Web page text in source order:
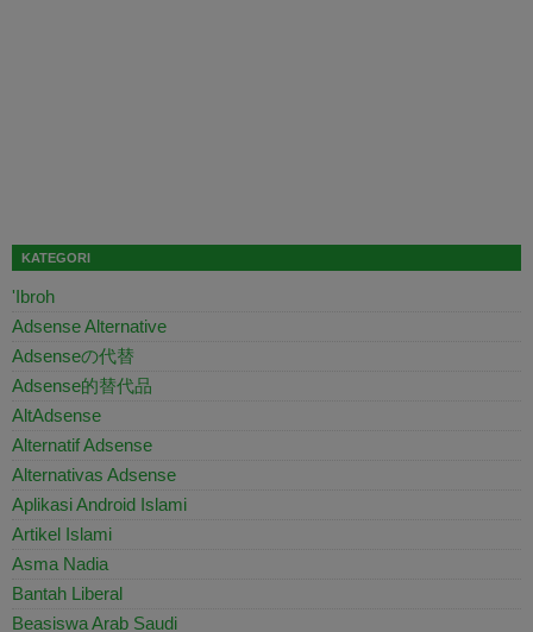
KATEGORI
'Ibroh
Adsense Alternative
Adsenseの代替
Adsense的替代品
AltAdsense
Alternatif Adsense
Alternativas Adsense
Aplikasi Android Islami
Artikel Islami
Asma Nadia
Bantah Liberal
Beasiswa Arab Saudi